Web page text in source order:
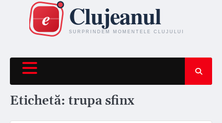
content
Etichetă: trupa sfinx